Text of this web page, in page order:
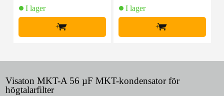
I lager
+
I lager
+
Visaton MKT-A 56 µF MKT-kondensator för
högtalarfilter